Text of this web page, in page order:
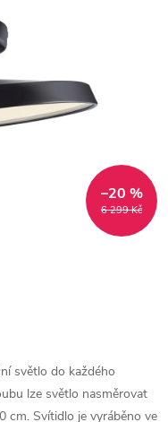
6 299 Kč
–20 %
světlo do každého
lze světlo nasměrovat
cm. Svítidlo je vyráběno ve